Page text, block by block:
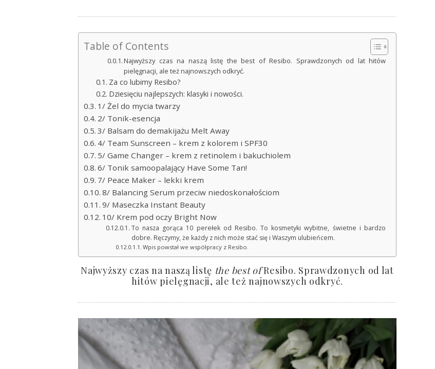
Table of Contents
Najwyższy czas na naszą listę the best of Resibo. Sprawdzonych od lat hitów
pielęgnacji, ale też najnowszych odkryć.
Za co lubimy Resibo?
Dziesięciu najlepszych: klasyki i nowości.
1/ Żel do mycia twarzy
2/ Tonik-esencja
3/ Balsam do demakijażu Melt Away
4/ Team Sunscreen – krem z kolorem i SPF30
5/ Game Changer – krem z retinolem i bakuchiolem
6/ Tonik samoopalający Have Some Tan!
7/ Peace Maker – lekki krem
8/ Balancing Serum przeciw niedoskonałościom
9/ Maseczka Instant Beauty
10/ Krem pod oczy Bright Now
To nasza gorąca 10 perełek od Resibo. To kosmetyki wybitne, świetne i bardzo
dobre. Ręczymy, że każdy z nich może stać się i Waszym ulubieńcem.
Wpis powstał we współpracy z Resibo.
Najwyższy czas na naszą listę the best ofResibo. Sprawdzonych od lat
hitów pielęgnacji, ale też najnowszych odkryć.